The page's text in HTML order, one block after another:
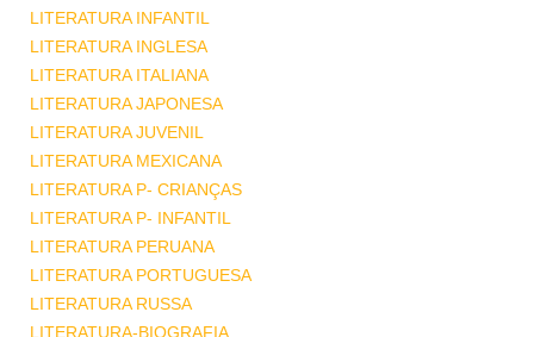
LITERATURA INFANTIL
LITERATURA INGLESA
LITERATURA ITALIANA
LITERATURA JAPONESA
LITERATURA JUVENIL
LITERATURA MEXICANA
LITERATURA P- CRIANÇAS
LITERATURA P- INFANTIL
LITERATURA PERUANA
LITERATURA PORTUGUESA
LITERATURA RUSSA
LITERATURA-BIOGRAFIA